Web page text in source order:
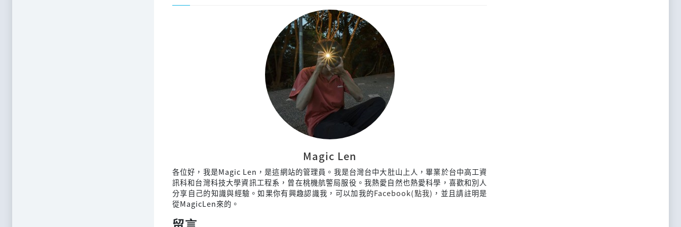
Magic Len
各位好，我是Magic Len，是這網站的管理員。我是台灣台中大肚山上人，畢業於台中高工資
訊科和台灣科技大學資訊工程系，曾在桃機航警局服役。我熱愛自然也熱愛科學，喜歡和別人
分享自己的知識與經驗。如果你有興趣認識我，可以加我的Facebook(點我) ，並且請註明是
從MagicLen來的。